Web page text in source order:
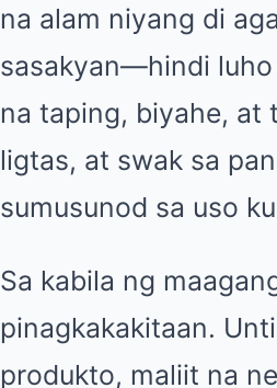
na alam niyang di
sasakyan—hindi luho
na taping, biyahe, at
ligtas, at swak sa
sumusunod sa uso
Sa kabila ng
pinagkakakitaan.
produkto, maliit na